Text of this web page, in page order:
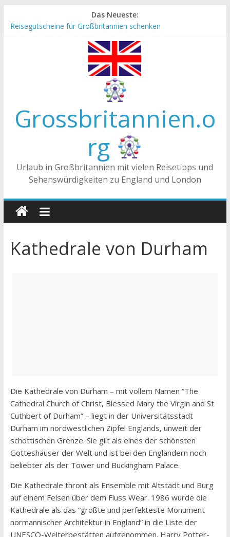
Inhalt
Das Neueste:
Reisegutscheine für Großbritannien schenken
Die Unterschiede zwischen Vereinigtes Königreich,
Großbritannien und England
Tea-Time – Was wird in Großbritannien getrunken?
Grossbritannien.o
rg
Urlaub in Großbritannien mit vielen Reisetipps und
Sehenswürdigkeiten zu England und London
Kathedrale von Durham
Die Kathedrale von Durham – mit vollem Namen “The
Cathedral Church of Christ, Blessed Mary the Virgin and St
Cuthbert of Durham” – liegt in der Universitätsstadt
Durham im nordwestlichen Zipfel Englands, unweit der
schottischen Grenze. Sie gilt als eines der schönsten
Gotteshäuser der Welt und ist bei den Engländern noch
beliebter als der Tower und Buckingham Palace.
Die Kathedrale thront als Ensemble mit Altstadt und Burg
auf einem Felsen über dem Fluss Wear. 1986 wurde die
Kathedrale als das “größte und perfekteste Monument
normannischer Architektur in England” in die Liste der
UNESCO-Welterbestätten aufgenommen. Harry Potter-